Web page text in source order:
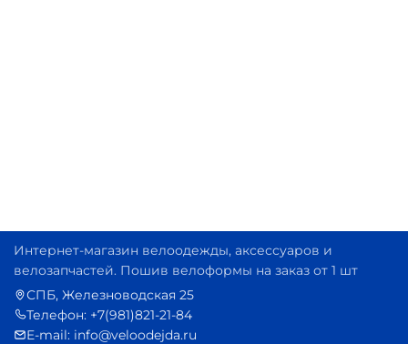
Интернет-магазин велоодежды, аксессуаров и
велозапчастей. Пошив велоформы на заказ от 1 шт
СПБ, Железноводская 25
Телефон: +7(981)821-21-84
E-mail: info@veloodejda.ru